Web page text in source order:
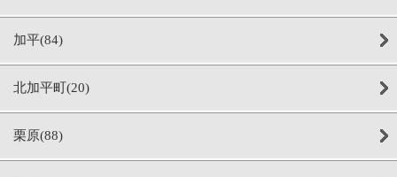
加平(84)
北加平町(20)
栗原(88)